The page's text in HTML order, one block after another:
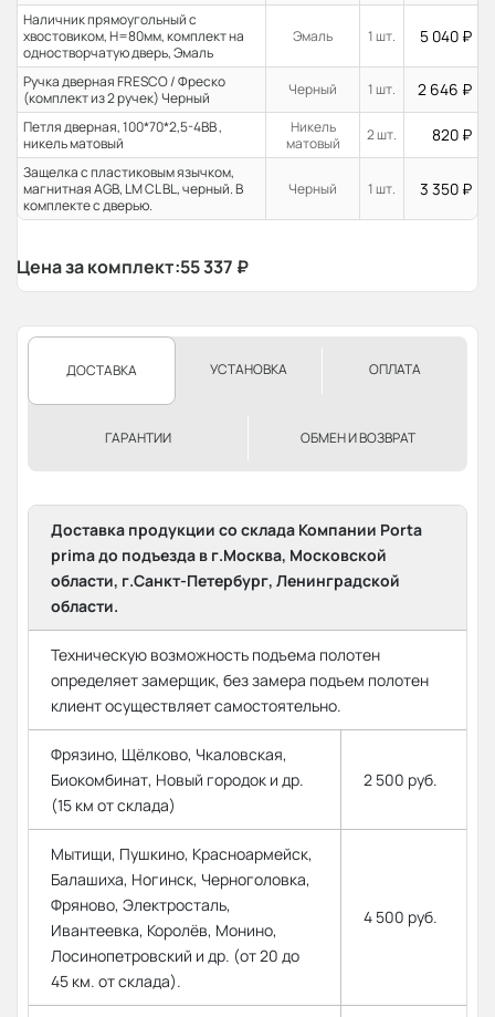
Наличник прямоугольный с
хвостовиком, H=80мм, комплект на
одностворчатую дверь, Эмаль
Эмаль 1 шт. 5 040 ₽
Ручка дверная FRESCO / Фреско
(комплект из 2 ручек) Черный
Черный 1 шт. 2 646 ₽
Петля дверная, 100*70*2,5-4ВВ ,
никель матовый
Никель
матовый
2 шт. 820 ₽
Защелка с пластиковым язычком,
магнитная AGB, LM CL BL, черный. В
комплекте с дверью.
Черный 1 шт. 3 350 ₽
Цена за комплект:55 337 ₽
ДОСТАВКА УСТАНОВКА ОПЛАТА
ГАРАНТИИ ОБМЕН И ВОЗВРАТ
Доставка продукции со склада Компании Porta
prima до подъезда в г.Москва, Московской
области, г.Санкт-Петербург, Ленинградской
области.
Техническую возможность подъема полотен
определяет замерщик, без замера подъем полотен
клиент осуществляет самостоятельно.
Фрязино, Щёлково, Чкаловская,
Биокомбинат, Новый городок и др.
(15 км от склада)
2 500 руб.
Мытищи, Пушкино, Красноармейск,
Балашиха, Ногинск, Черноголовка,
Фряново, Электросталь,
Ивантеевка, Королёв, Монино,
Лосинопетровский и др. (от 20 до
45 км. от склада).
4 500 руб.